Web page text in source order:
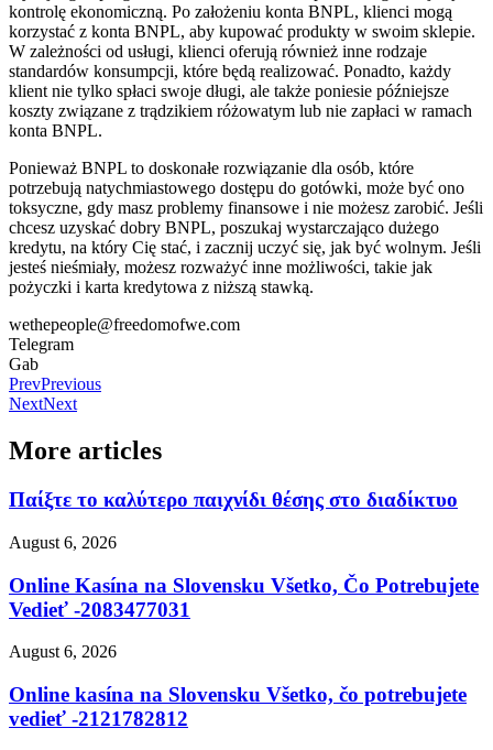
kontrolę ekonomiczną. Po założeniu konta BNPL, klienci mogą
korzystać z konta BNPL, aby kupować produkty w swoim sklepie.
W zależności od usługi, klienci oferują również inne rodzaje
standardów konsumpcji, które będą realizować. Ponadto, każdy
klient nie tylko spłaci swoje długi, ale także poniesie późniejsze
koszty związane z trądzikiem różowatym lub nie zapłaci w ramach
konta BNPL.
Ponieważ BNPL to doskonałe rozwiązanie dla osób, które
potrzebują natychmiastowego dostępu do gotówki, może być ono
toksyczne, gdy masz problemy finansowe i nie możesz zarobić. Jeśli
chcesz uzyskać dobry BNPL, poszukaj wystarczająco dużego
kredytu, na który Cię stać, i zacznij uczyć się, jak być wolnym. Jeśli
jesteś nieśmiały, możesz rozważyć inne możliwości, takie jak
pożyczki i karta kredytowa z niższą stawką.
wethepeople@freedomofwe.com
Telegram
Gab
PrevPrevious
NextNext
More articles
Παίξτε το καλύτερο παιχνίδι θέσης στο διαδίκτυο
August 6, 2026
Online Kasína na Slovensku Všetko, Čo Potrebujete
Vedieť -2083477031
August 6, 2026
Online kasína na Slovensku Všetko, čo potrebujete
vedieť -2121782812